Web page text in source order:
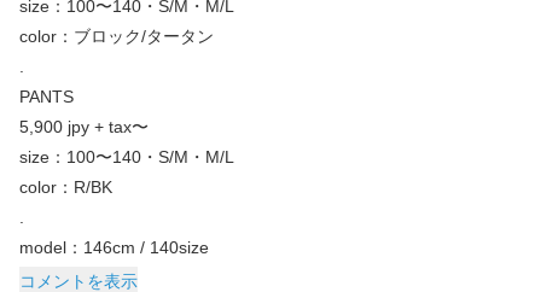
size：100〜140・S/M・M/L
color：ブロック/タータン
PANTS
5,900 jpy + tax〜
size：100〜140・S/M・M/L
color：R/BK
model：146cm / 140size
コメントを表示